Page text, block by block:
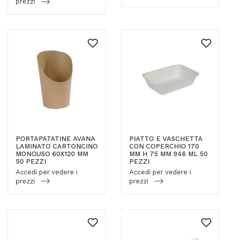
PORTAPATATINE AVANA
LAMINATO CARTONCINO
MONOUSO 60X120 MM
50 PEZZI
Accedi per vedere i
prezzi
PIATTO E VASCHETTA
CON COPERCHIO 170
MM H 75 MM 946 ML 50
PEZZI
Accedi per vedere i
prezzi